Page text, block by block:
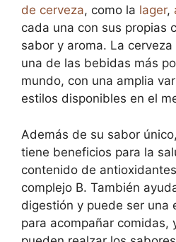
de cerveza, como la lager,
cada una con sus propias
sabor y aroma. La
una de las bebidas más
mundo, con una amplia
estilos disponibles en el
Además de su sabor
tiene beneficios para la
contenido de
complejo B. También
digestión y puede ser una
para acompañar comidas,